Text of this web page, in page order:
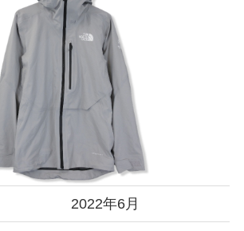
2022年6月